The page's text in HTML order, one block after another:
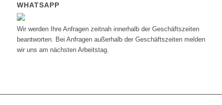
WHATSAPP
Wir werden Ihre Anfragen zeitnah innerhalb der Geschäftszeiten
beantworten. Bei Anfragen außerhalb der Geschäftszeiten melden
wir uns am nächsten Arbeitstag.